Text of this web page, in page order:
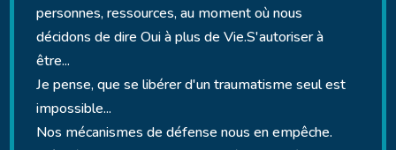
personnes, ressources, au moment où nous
décidons de dire Oui à plus de Vie.S'autoriser à
être...
Je pense, que se libérer d'un traumatisme seul est
impossible...
Nos mécanismes de défense nous en empêche.